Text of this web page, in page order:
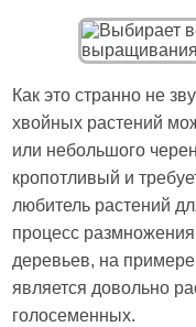
Как это странно не
хвойных растений
или небольшого
кропотливый и
любитель растений
процесс
деревьев, на
является довольно
голосеменных.